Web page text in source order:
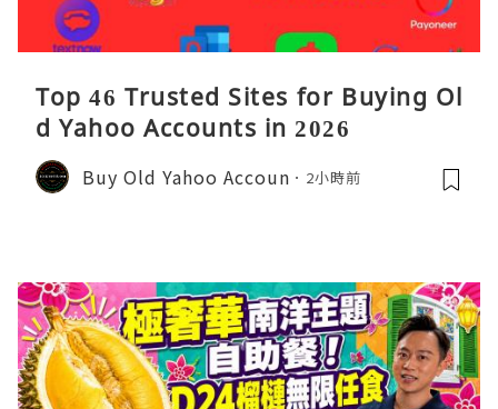
Top 46 Trusted Sites for Buying Ol
d Yahoo Accounts in 2026
Buy Old Yahoo Accoun 2小時前